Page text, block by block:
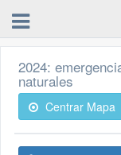
2024:
naturales
Centrar Mapa